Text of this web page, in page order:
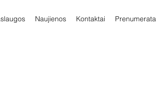
Naujienos Kontaktai Prenumerata